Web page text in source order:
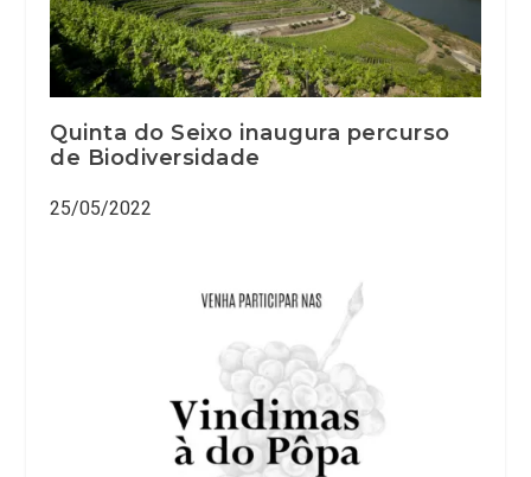
Quinta do Seixo inaugura percurso
de Biodiversidade
25/05/2022